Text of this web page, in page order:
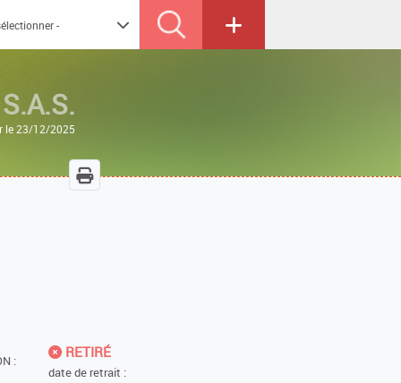
le 23/12/2025
:
RETIRÉ
date de retrait :